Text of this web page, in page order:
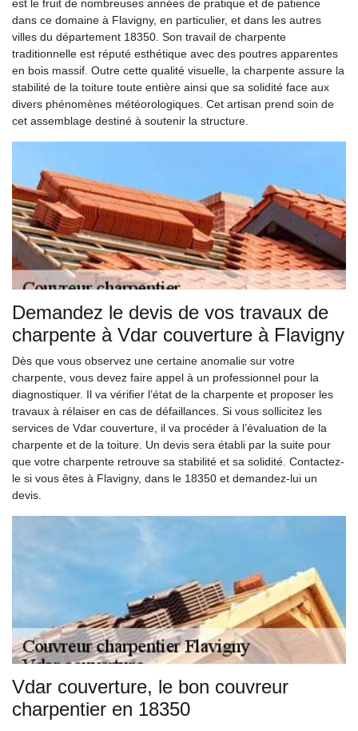
est le fruit de nombreuses années de pratique et de patience
dans ce domaine à Flavigny, en particulier, et dans les autres
villes du département 18350. Son travail de charpente
traditionnelle est réputé esthétique avec des poutres apparentes
en bois massif. Outre cette qualité visuelle, la charpente assure la
stabilité de la toiture toute entière ainsi que sa solidité face aux
divers phénomènes météorologiques. Cet artisan prend soin de
cet assemblage destiné à soutenir la structure.
Demandez le devis de vos travaux de
charpente à Vdar couverture à Flavigny
Dès que vous observez une certaine anomalie sur votre
charpente, vous devez faire appel à un professionnel pour la
diagnostiquer. Il va vérifier l’état de la charpente et proposer les
travaux à rélaiser en cas de défaillances. Si vous sollicitez les
services de Vdar couverture, il va procéder à l’évaluation de la
charpente et de la toiture. Un devis sera établi par la suite pour
que votre charpente retrouve sa stabilité et sa solidité. Contactez-
le si vous êtes à Flavigny, dans le 18350 et demandez-lui un
devis.
Vdar couverture, le bon couvreur
charpentier en 18350